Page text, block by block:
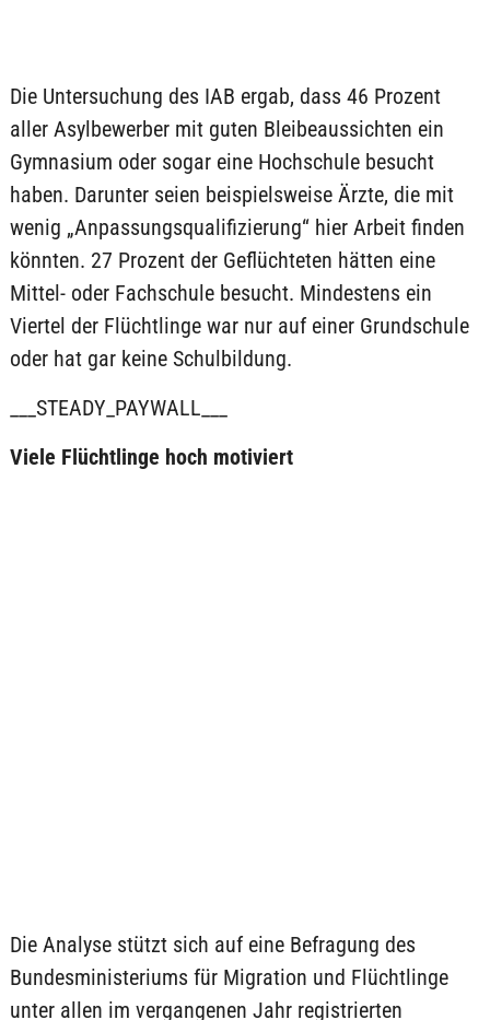
Die Untersuchung des IAB ergab, dass 46 Prozent
aller Asylbewerber mit guten Bleibeaussichten ein
Gymnasium oder sogar eine Hochschule besucht
haben. Darunter seien beispielsweise Ärzte, die mit
wenig „Anpassungsqualifizierung“ hier Arbeit finden
könnten. 27 Prozent der Geflüchteten hätten eine
Mittel- oder Fachschule besucht. Mindestens ein
Viertel der Flüchtlinge war nur auf einer Grundschule
oder hat gar keine Schulbildung.
___STEADY_PAYWALL___
Viele Flüchtlinge hoch motiviert
Die Analyse stützt sich auf eine Befragung des
Bundesministeriums für Migration und Flüchtlinge
unter allen im vergangenen Jahr registrierten